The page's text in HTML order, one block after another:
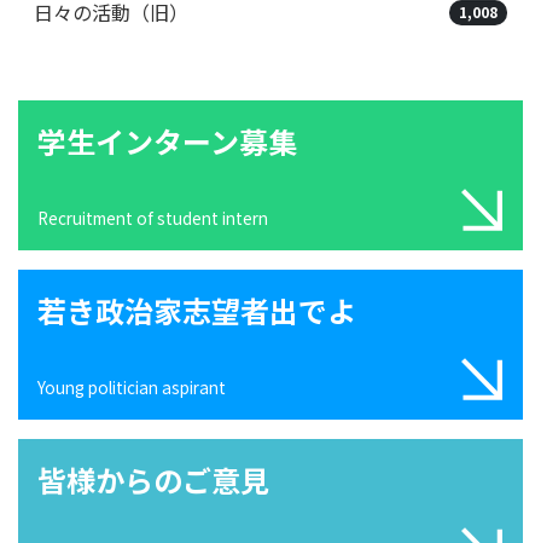
日々の活動（旧） 1,008
学生インターン募集
Recruitment of student intern
若き政治家志望者出でよ
Young politician aspirant
皆様からのご意見